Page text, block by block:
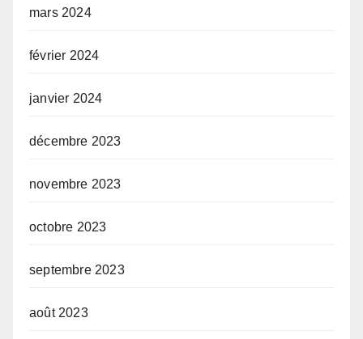
mars 2024
février 2024
janvier 2024
décembre 2023
novembre 2023
octobre 2023
septembre 2023
août 2023